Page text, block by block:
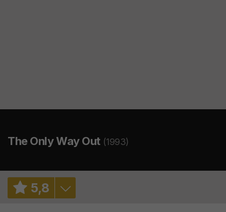
The Only Way Out (1993)
5,8